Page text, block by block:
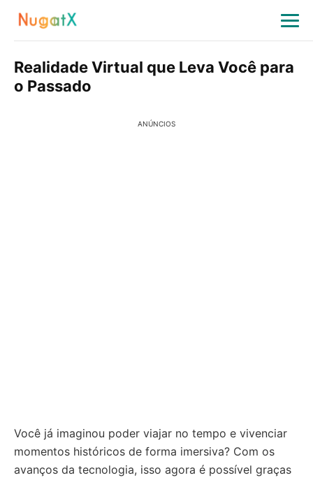
Realidade Virtual que Leva Você para
o Passado
ANÚNCIOS
Você já imaginou poder viajar no tempo e vivenciar
momentos históricos de forma imersiva? Com os
avanços da tecnologia, isso agora é possível graças